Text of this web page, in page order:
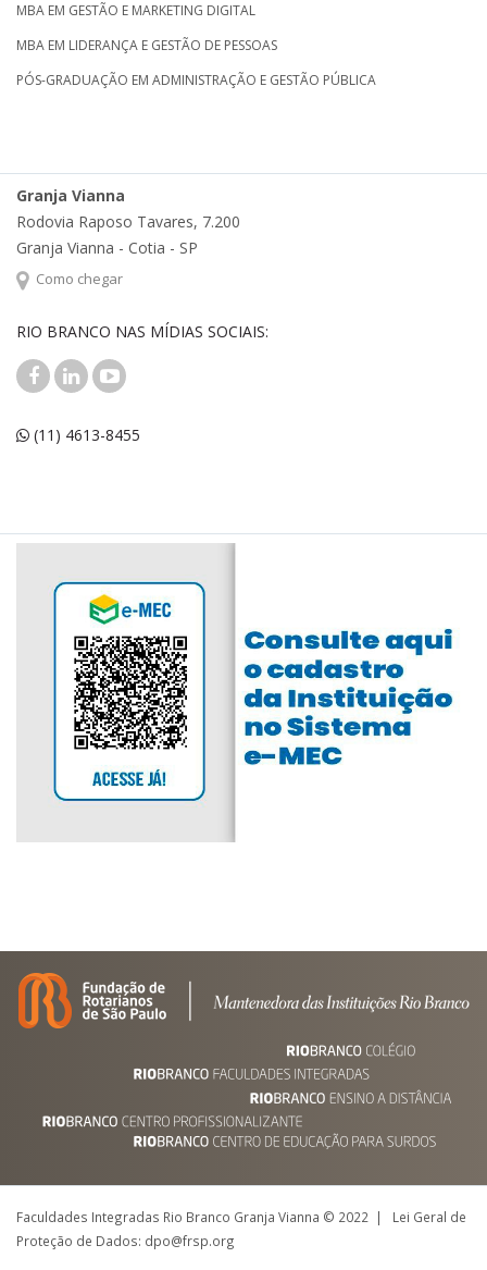
MBA EM GESTÃO E MARKETING DIGITAL
MBA EM LIDERANÇA E GESTÃO DE PESSOAS
PÓS-GRADUAÇÃO EM ADMINISTRAÇÃO E GESTÃO PÚBLICA
Granja Vianna
Rodovia Raposo Tavares, 7.200
Granja Vianna - Cotia - SP
Como chegar
RIO BRANCO NAS MÍDIAS SOCIAIS:
(11) 4613-8455
Faculdades Integradas Rio Branco Granja Vianna © 2022 | Lei Geral de
Proteção de Dados: dpo@frsp.org